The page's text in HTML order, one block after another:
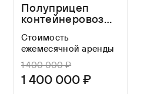
Полуприцеп
контейнеровоз
U
Стоимость
ежемесячной аренды
1 400 000 ₽
1 400 000 ₽